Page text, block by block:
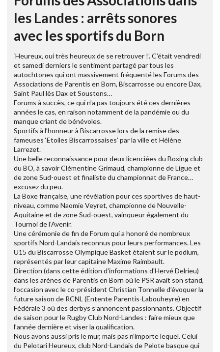
les Landes : arrêts sonores
avec les sportifs du Born
‘Heureux, oui très heureux de se retrouver !’. C’était vendredi
et samedi derniers le sentiment partagé par tous les
autochtones qui ont massivement fréquenté les Forums des
Associations de Parentis en Born, Biscarrosse ou encore Dax,
Saint Paul lès Dax et Soustons…
Forums à succès, ce qui n’a pas toujours été ces dernières
années le cas, en raison notamment de la pandémie ou du
manque criant de bénévoles.
Sportifs à l’honneur à Biscarrosse lors de la remise des
fameuses ‘Etoiles Biscarrossaises’ par la ville et Hélène
Larrezet.
Une belle reconnaissance pour deux licenciées du Boxing club
du BO, à savoir Clémentine Grimaud, championne de Ligue et
de zone Sud-ouest et finaliste du championnat de France…
excusez du peu.
La Boxe française, une révélation pour ces sportives de haut-
niveau, comme Naomie Veyret, championne de Nouvelle-
Aquitaine et de zone Sud-ouest, vainqueur également du
Tournoi de l’Avenir.
Une cérémonie de fin de Forum qui a honoré de nombreux
sportifs Nord-Landais reconnus pour leurs performances. Les
U15 du Biscarrosse Olympique Basket étaient sur le podium,
représentés par leur capitaine Maxime Raimbault.
Direction (dans cette édition d'informations d'Hervé Delrieu)
dans les arènes de Parentis en Born où le PSR avait son stand,
l’occasion avec le co-président Christian Tonnelle d’évoquer la
future saison de RCNL (Entente Parentis-Labouheyre) en
Fédérale 3 où des derbys s’annoncent passionnants. Objectif
de saison pour le Rugby Club Nord-Landes : faire mieux que
l’année dernière et viser la qualification.
Nous avons aussi pris le mur, mais pas n’importe lequel. Celui
du Pelotari Heureux, club Nord-Landais de Pelote basque qui